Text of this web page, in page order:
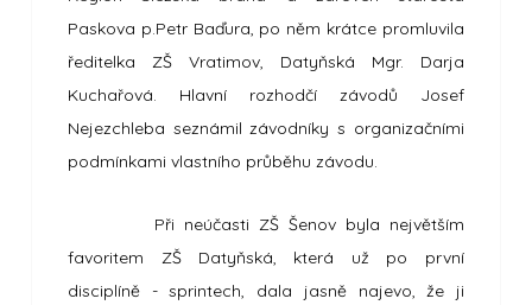
Paskova p.Petr Baďura, po něm krátce promluvila
ředitelka ZŠ Vratimov, Datyňská Mgr. Darja
Kuchařová. Hlavní rozhodčí závodů Josef
Nejezchleba seznámil závodníky s organizačními
podmínkami vlastního průběhu závodu.
Při neúčasti ZŠ Šenov byla největším
favoritem ZŠ Datyňská, která už po první
disciplíně - sprintech, dala jasně najevo, že ji